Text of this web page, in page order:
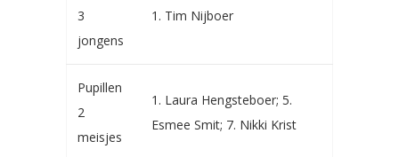
3
jongens
1. Tim Nijboer
Pupillen
2
meisjes
1. Laura Hengsteboer; 5.
Esmee Smit; 7. Nikki Krist